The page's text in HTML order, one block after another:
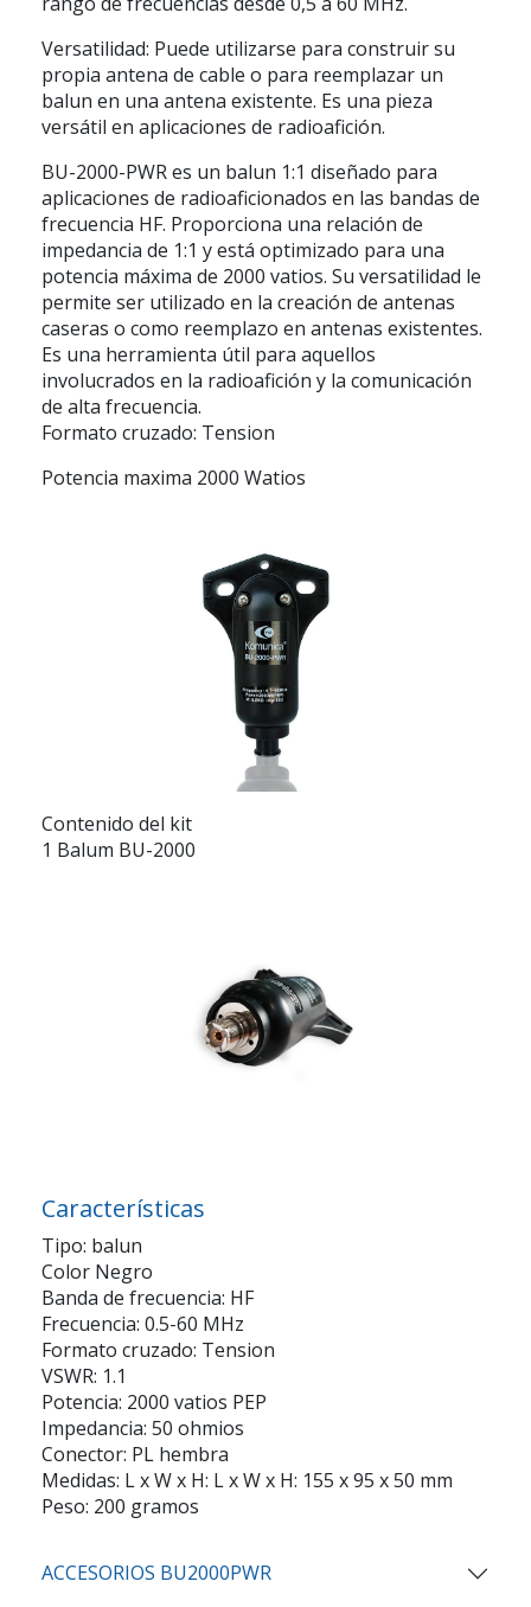
Versatilidad: Puede utilizarse para construir su
propia antena de cable o para reemplazar un
balun en una antena existente. Es una pieza
versátil en aplicaciones de radioafición.
BU-2000-PWR es un balun 1:1 diseñado para
aplicaciones de radioaficionados en las bandas de
frecuencia HF. Proporciona una relación de
impedancia de 1:1 y está optimizado para una
potencia máxima de 2000 vatios. Su versatilidad le
permite ser utilizado en la creación de antenas
caseras o como reemplazo en antenas existentes.
Es una herramienta útil para aquellos
involucrados en la radioafición y la comunicación
de alta frecuencia.
Formato cruzado: Tension
Potencia maxima 2000 Watios
Contenido del kit
1 Balum BU-2000
Características
Tipo: balun
Color Negro
Banda de frecuencia: HF
Frecuencia: 0.5-60 MHz
Formato cruzado: Tension
VSWR: 1.1
Potencia: 2000 vatios PEP
Impedancia: 50 ohmios
Conector: PL hembra
Medidas: L x W x H: L x W x H: 155 x 95 x 50 mm
Peso: 200 gramos
ACCESORIOS BU2000PWR